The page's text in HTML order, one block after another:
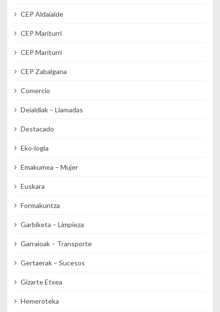
CEP Aldaialde
CEP Mariturri
CEP Mariturri
CEP Zabalgana
Comercio
Deialdiak – Llamadas
Destacado
Eko-logia
Emakumea – Mujer
Euskara
Formakuntza
Garbiketa – Limpieza
Garraioak – Transporte
Gertaerak – Sucesos
Gizarte Etxea
Hemeroteka